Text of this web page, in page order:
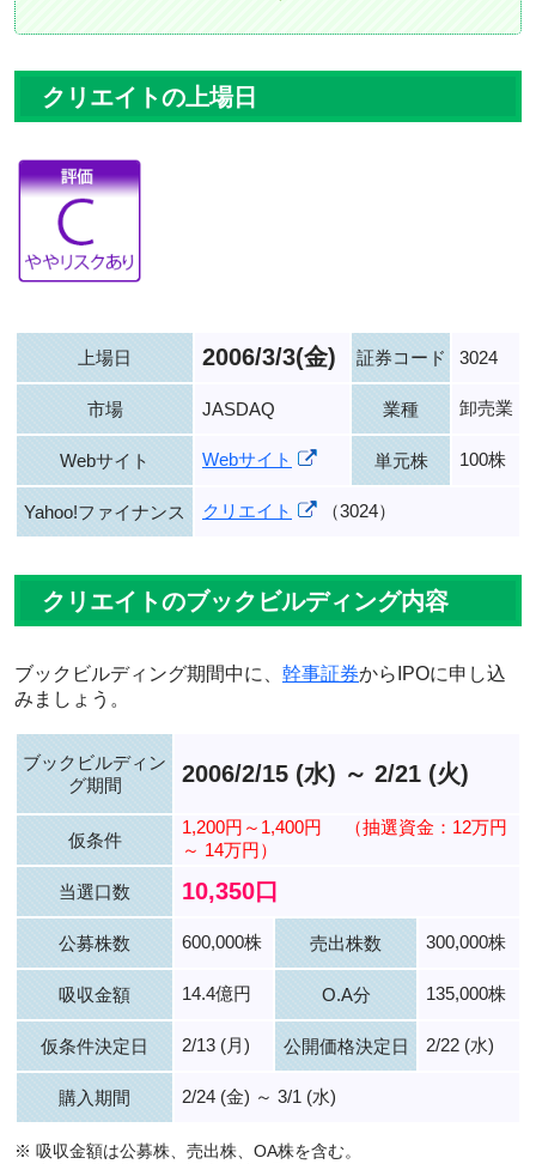
クリエイトの上場日
上場日 2006/3/3(金) 証券コード 3024
市場 JASDAQ 業種 卸売業
Webサイト Webサイト 単元株 100株
Yahoo!ファイナンス クリエイト （3024）
クリエイトのブックビルディング内容
ブックビルディング期間中に、 幹事証券からIPOに申し込
みましょう。
ブックビルディン
グ期間
2006/2/15 (水) ～ 2/21 (火)
仮条件
1,200円～1,400円
（抽選資金：12万円
～ 14万円）
当選口数 10,350口
公募株数 600,000株 売出株数 300,000株
吸収金額 14.4億円 O.A分 135,000株
仮条件決定日 2/13 (月) 公開価格決定日 2/22 (水)
購入期間 2/24 (金) ～ 3/1 (水)
※ 吸収金額は公募株、売出株、OA株を含む。